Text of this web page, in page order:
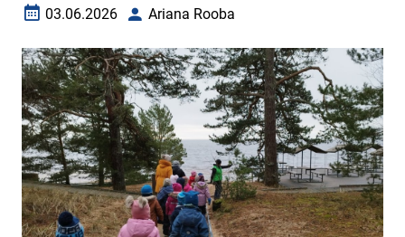
Loomise kuupäev
03.06.2026 AutorAriana Rooba